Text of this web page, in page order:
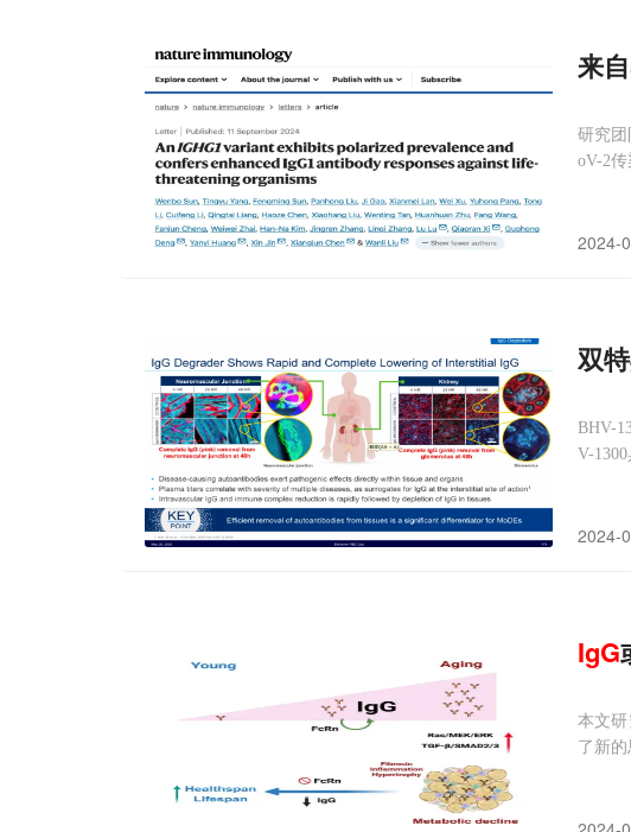
来
研究团
oV-2
2024-
双
BHV-
V-
2024-
IgG
本文研
了新的